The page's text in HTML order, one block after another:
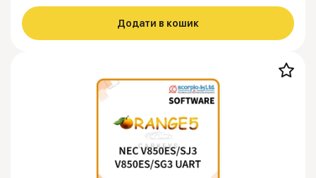
Додати в кошик